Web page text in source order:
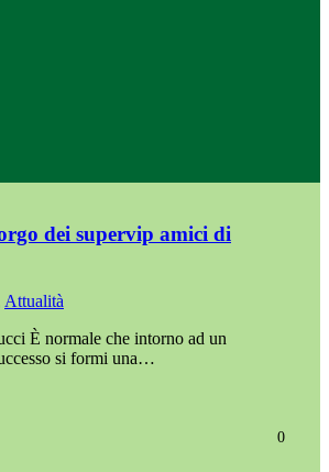
dei supervip amici di
Attualità
È normale che intorno ad un
si formi una…
0